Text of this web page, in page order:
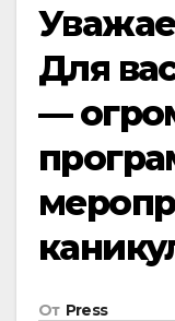
Для
—
От Press